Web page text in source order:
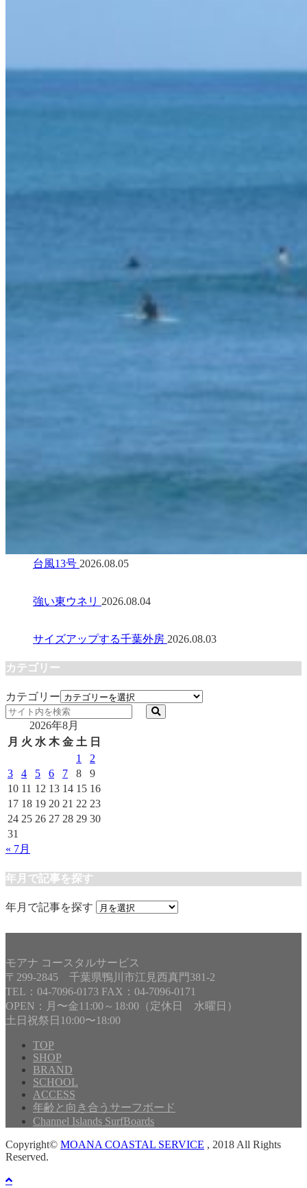
台風13号 2026.08.05
強い東ウネリ 2026.08.04
サイズアップする千葉外房 2026.08.03
カテゴリー
カテゴリー
2026年8月
月 火 水 木 金 土 日
1
2
3
4 5 6 7 8
9
10 11 12 13 14 15 16
17 18 19 20 21 22 23
24 25 26 27 28 29 30
31
« 7月
年月で記事を探す
年月で記事を探す
モアナ コースタルサービス
〒299-2845 千葉県鴨川市江見西真門381-2
TEL：04-7096-0173 FAX：04-7096-0171
OPEN：月〜金11:00～18:00（定休日 水曜日）
土日祝祭日10:00〜18:00
TOP
SHOP
BRAND
SCHOOL
ACCESS
年齢と向き合うサーフボード
Channel Islands SurfBoards
Copyright© MOANA COASTAL SERVICE , 2018 All Rights
Reserved.